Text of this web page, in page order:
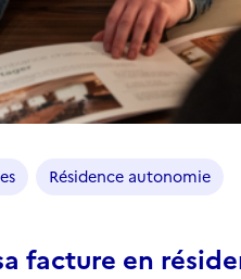
facture en
Résidence autonomie